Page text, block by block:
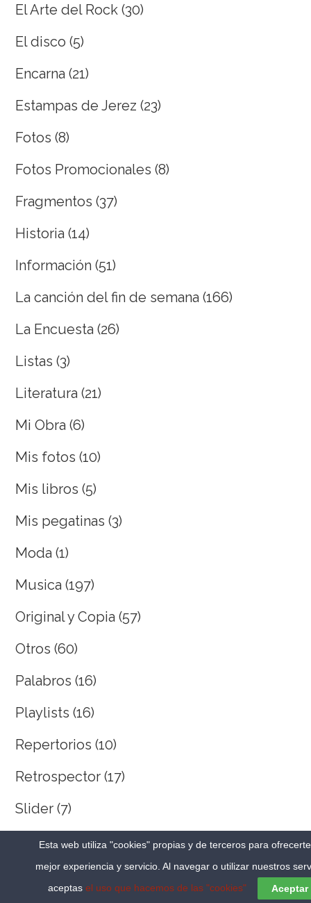
El Arte del Rock (30)
El disco (5)
Encarna (21)
Estampas de Jerez (23)
Fotos (8)
Fotos Promocionales (8)
Fragmentos (37)
Historia (14)
Información (51)
La canción del fin de semana (166)
La Encuesta (26)
Listas (3)
Literatura (21)
Mi Obra (6)
Mis fotos (10)
Mis libros (5)
Mis pegatinas (3)
Moda (1)
Musica (197)
Original y Copia (57)
Otros (60)
Palabros (16)
Playlists (16)
Repertorios (10)
Retrospector (17)
Slider (7)
SpeakFest(5)
Tal día como hoy…(415)
Esta web utiliza "cookies" propias y de terceros para
mejor experiencia y servicio. Al navegar o utilizar nuestros
aceptas el uso que hacemos de las "cookies" Aceptar